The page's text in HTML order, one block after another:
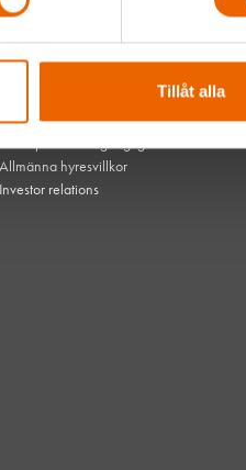
Tillåt alla
Vanliga frågor
Integritetspolicy
Webbplatsens tillgänglighet
Allmänna hyresvillkor
Investor relations